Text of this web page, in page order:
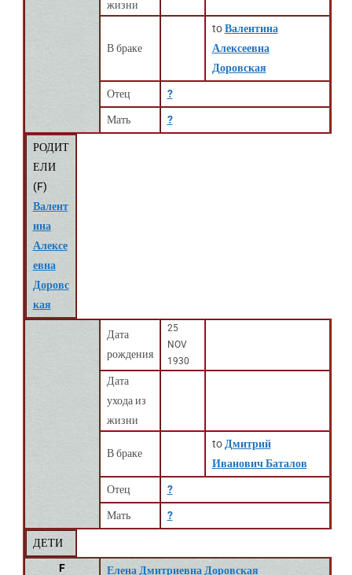
жизни
В браке
toВалентина
Алексеевна
Доровская
Отец ?
Мать ?
РОДИТ
ЕЛИ
(F)
Валент
ина
Алексе
евна
Доровс
кая
Дата
рождения
25
NOV
1930
Дата
ухода из
жизни
В браке
to Дмитрий
Иванович Баталов
Отец ?
Мать ?
ДЕТИ
F
Елена Дмитриевна Доровская